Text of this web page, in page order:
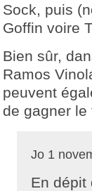
Sock, puis
Goffin voire
Bien sûr,
Ramos
peuvent
de gagner le
Jo 1
En dépit